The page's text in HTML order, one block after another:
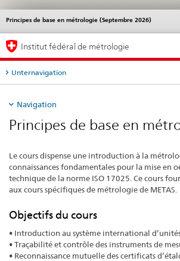
Principes de base en métrologie (Septembre 2026)
Service
Navigation
Institut fédéral de métrologie
Unternavigation
Navigation
Principes de base en
Le cours dispense une introduction à la
connaissances fondamentales pour la mise en
technique de la norme ISO 17025. Ce cours
aux cours spécifiques de métrologie de METAS.
Objectifs du cours
• Introduction au système international
• Traçabilité et contrôle des instruments de
• Reconnaissance mutuelle des certificats